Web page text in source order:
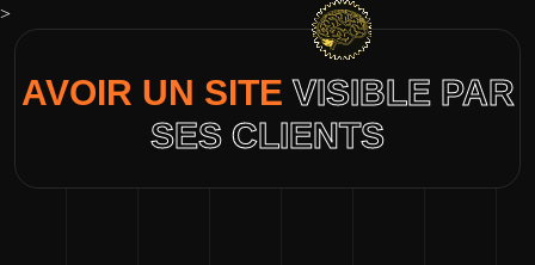
>
AVOIR UN SITEVISIBLE PAR
SES CLIENTS